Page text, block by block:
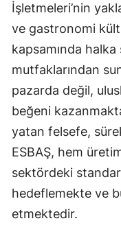
İşletmeleri’nin
ve gastronomi
kapsamında halka
mutfaklarından
pazarda değil,
beğeni
yatan felsefe,
ESBAŞ, hem
sektördeki
hedeflemekte ve
etmektedir.